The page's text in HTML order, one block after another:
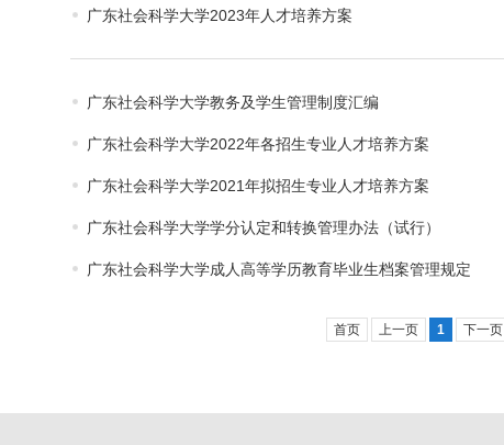
广东社会科学大学2023年人才培养方案
广东社会科学大学教务及学生管理制度汇编
广东社会科学大学2022年各招生专业人才培养方案
广东社会科学大学2021年拟招生专业人才培养方案
广东社会科学大学学分认定和转换管理办法（试行）
广东社会科学大学成人高等学历教育毕业生档案管理规定
首页 上一页 1 下一页